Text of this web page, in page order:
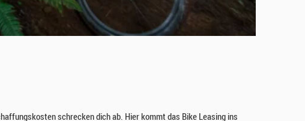
schrecken dich ab. Hier kommt das Bike Leasing ins